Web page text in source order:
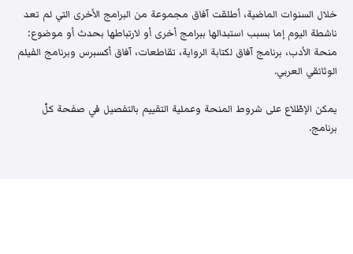
خلال السنوات الماضية، أطلقت آفاق مجموعة من البرامج الأخرى التي لم تعد
ناشطة اليوم إما بسبب استبدالها ببرامج أخرى أو لارتباطها بحدث أو موضوع:
منحة الأدب، برنامج آفاق لكتابة الرواية، تقاطعات، آفاق أكسبرس وبرنامج الفيلم
الوثائقي العربي.
يمكن الإطّلاع على شروط المنحة وعملية التقييم بالتفصيل في صفحة كلّ
برنامج.